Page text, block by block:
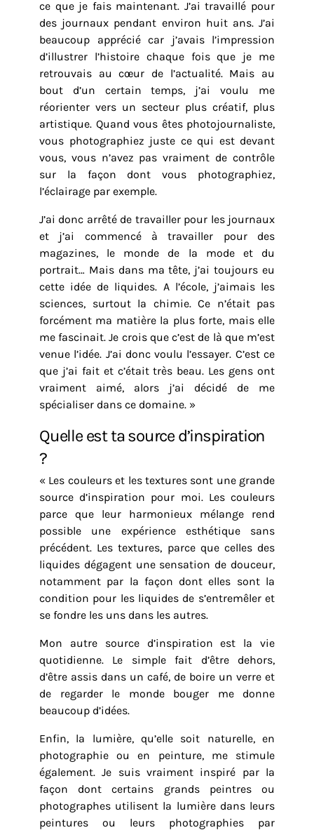
ce que je fais maintenant. J’ai travaillé pour
des journaux pendant environ huit ans. J’ai
beaucoup apprécié car j’avais l’impression
d’illustrer l’histoire chaque fois que je me
retrouvais au cœur de l’actualité. Mais au
bout d’un certain temps, j’ai voulu me
réorienter vers un secteur plus créatif, plus
artistique. Quand vous êtes photojournaliste,
vous photographiez juste ce qui est devant
vous, vous n’avez pas vraiment de contrôle
sur la façon dont vous photographiez,
l’éclairage par exemple.
J’ai donc arrêté de travailler pour les journaux
et j’ai commencé à travailler pour des
magazines, le monde de la mode et du
portrait… Mais dans ma tête, j’ai toujours eu
cette idée de liquides. A l’école, j’aimais les
sciences, surtout la chimie. Ce n’était pas
forcément ma matière la plus forte, mais elle
me fascinait. Je crois que c’est de là que m’est
venue l’idée. J’ai donc voulu l’essayer. C’est ce
que j’ai fait et c’était très beau. Les gens ont
vraiment aimé, alors j’ai décidé de me
spécialiser dans ce domaine. »
Quelle est ta source d’inspiration
?
« Les couleurs et les textures sont une grande
source d’inspiration pour moi. Les couleurs
parce que leur harmonieux mélange rend
possible une expérience esthétique sans
précédent. Les textures, parce que celles des
liquides dégagent une sensation de douceur,
notamment par la façon dont elles sont la
condition pour les liquides de s’entremêler et
se fondre les uns dans les autres.
Mon autre source d’inspiration est la vie
quotidienne. Le simple fait d’être dehors,
d’être assis dans un café, de boire un verre et
de regarder le monde bouger me donne
beaucoup d’idées.
Enfin, la lumière, qu’elle soit naturelle, en
photographie ou en peinture, me stimule
également. Je suis vraiment inspiré par la
façon dont certains grands peintres ou
photographes utilisent la lumière dans leurs
peintures ou leurs photographies par